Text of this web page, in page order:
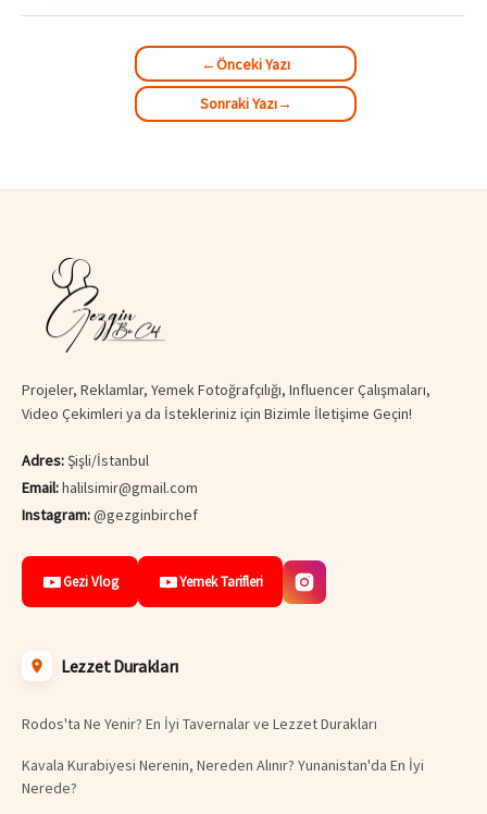
←Önceki Yazı
Sonraki Yazı→
Projeler, Reklamlar, Yemek Fotoğrafçılığı, Influencer Çalışmaları,
Video Çekimleri ya da İstekleriniz için Bizimle İletişime Geçin!
Adres:Şişli/İstanbul
Email:halilsimir@gmail.com
Instagram:@gezginbirchef
Gezi Vlog Yemek Tarifleri
Lezzet Durakları
Rodos'ta Ne Yenir? En İyi Tavernalar ve Lezzet Durakları
Kavala Kurabiyesi Nerenin, Nereden Alınır? Yunanistan'da En İyi
Nerede?